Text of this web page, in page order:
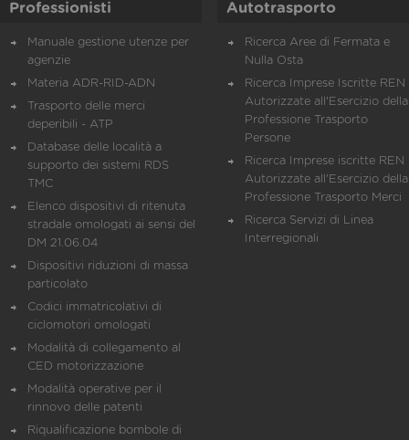
Professionisti
Manuale gestione utenze per
agenzie
Materia ADR-RID-ADN
Trasporto delle merci
deperibili - ATP
Database delle località a
supporto dei sistemi RDS
TMC
Elenco dispositivi di ritenuta
stradale omologati ai sensi del
DM 21.06.04
Dispositivi riduzioni di massa
particolato
Codici immatricolativi di
ciclomotori omologati
Modalità di collegamento al
CED motorizzazione
Modalità operative per il
rinnovo delle patenti
Riqualificazione bombole di
Autotrasporto
Ricerca Aree di Fermata e
Nulla Osta
Ricerca Imprese Iscritte REN
Autorizzate all'Esercizio della
Professione Trasporto
Persone
Ricerca Imprese iscritte REN
Autorizzate all'Esercizio della
Professione Trasporto Merci
Ricerca Servizi di Linea
Interregionali